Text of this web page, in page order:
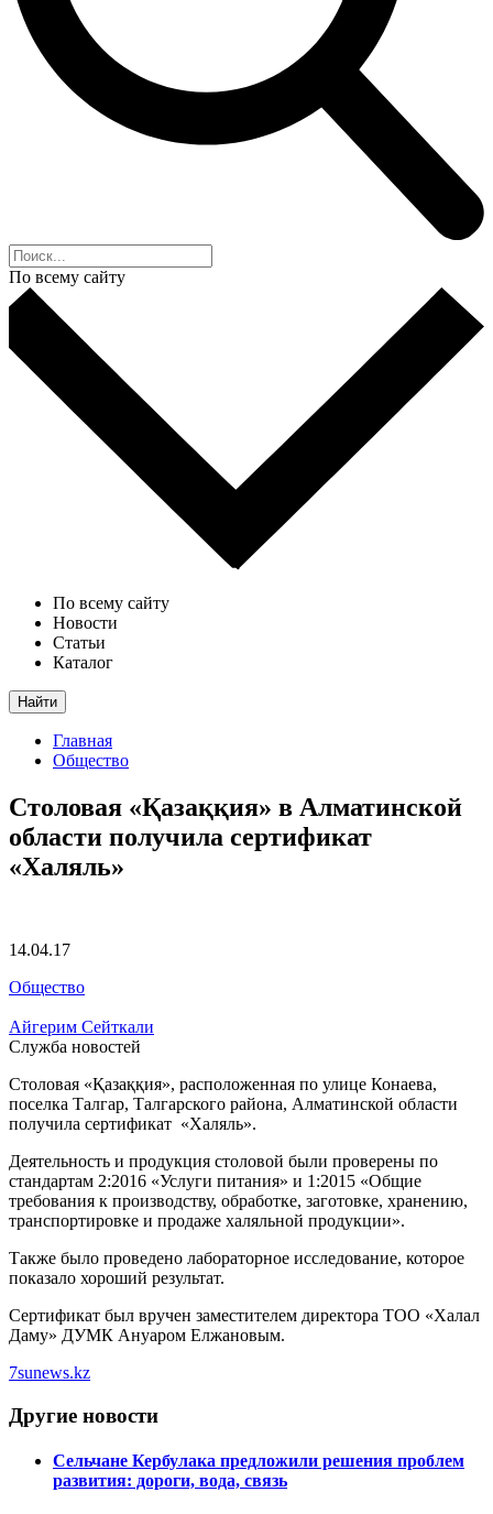
По всему сайту
По всему сайту
Новости
Статьи
Каталог
Найти
Главная
Общество
Столовая «Қазаққия» в Алматинской
области получила сертификат
«Халяль»
14.04.17
Общество
Айгерим Сейткали
Служба новостей
Столовая «Қазаққия», расположенная по улице Конаева,
поселка Талгар, Талгарского района, Алматинской области
получила сертификат «Халяль».
Деятельность и продукция столовой были проверены по
стандартам 2:2016 «Услуги питания» и 1:2015 «Общие
требования к производству, обработке, заготовке, хранению,
транспортировке и продаже халяльной продукции».
Также было проведено лабораторное исследование, которое
показало хороший результат.
Сертификат был вручен заместителем директора ТОО «Халал
Даму» ДУМК Ануаром Елжановым.
7sunews.kz
Другие новости
Сельчане Кербулака предложили решения проблем
развития: дороги, вода, связь